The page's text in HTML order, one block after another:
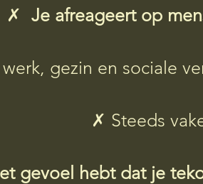
✗ Je afreageert op
werk, gezin en sociale
✗ Steeds
gevoel hebt dat je